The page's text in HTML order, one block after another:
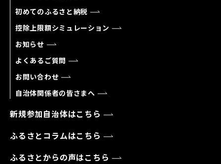
初めてのふるさと納税
控除上限額シミュレーション
お知らせ
よくあるご質問
お問い合わせ
自治体関係者の皆さまへ
新規参加自治体はこちら
ふるさとコラムはこちら
ふるさとからの声はこちら